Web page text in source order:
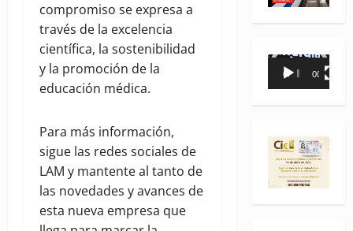
compromiso se expresa a
través de la excelencia
científica, la sostenibilidad
y la promoción de la
educación médica.
Para más información,
sigue las redes sociales de
LAM y mantente al tanto de
las novedades y avances de
esta nueva empresa que
Reproductor
00:00 00:35